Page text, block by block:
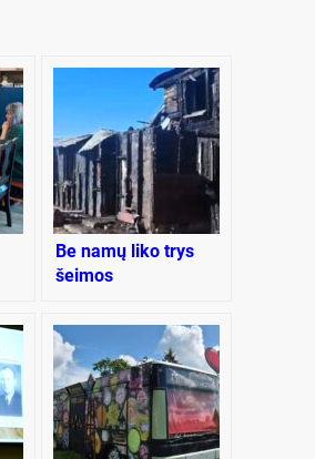
Be namų liko trys
šeimos